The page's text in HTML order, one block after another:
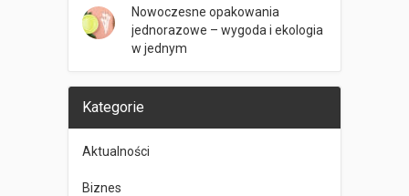
Nowoczesne opakowania
jednorazowe – wygoda i ekologia
w jednym
Kategorie
Aktualności
Biznes